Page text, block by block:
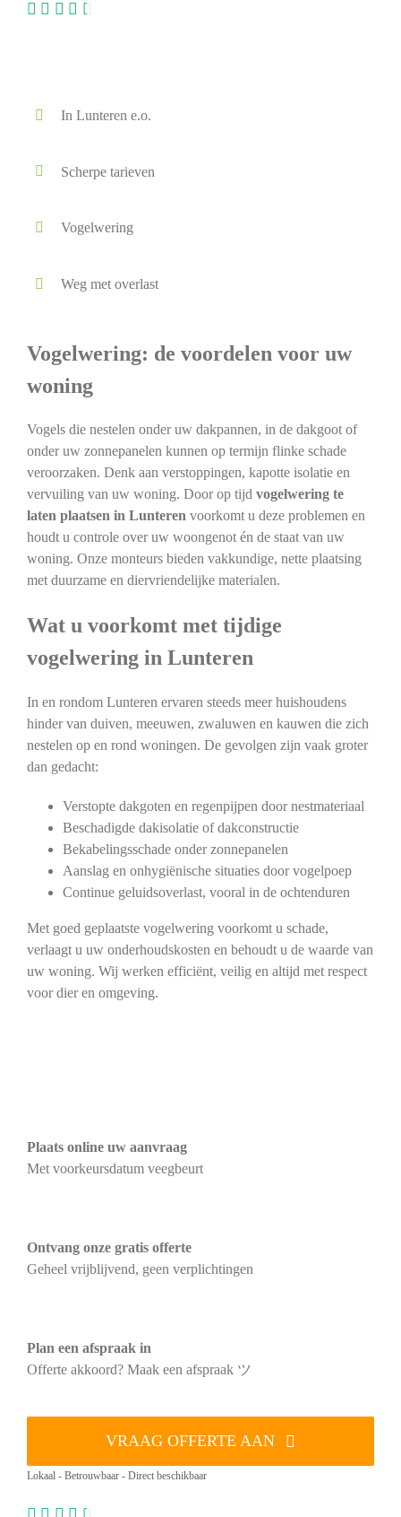
In Lunteren e.o.
Scherpe tarieven
Vogelwering
Weg met overlast
Vogelwering: de voordelen voor uw
woning
Vogels die nestelen onder uw dakpannen, in de dakgoot of
onder uw zonnepanelen kunnen op termijn flinke schade
veroorzaken. Denk aan verstoppingen, kapotte isolatie en
vervuiling van uw woning. Door op tijd vogelwering te
laten plaatsen in Lunterenvoorkomt u deze problemen en
houdt u controle over uw woongenot én de staat van uw
woning. Onze monteurs bieden vakkundige, nette plaatsing
met duurzame en diervriendelijke materialen.
Wat u voorkomt met tijdige
vogelwering in Lunteren
In en rondom Lunteren ervaren steeds meer huishoudens
hinder van duiven, meeuwen, zwaluwen en kauwen die zich
nestelen op en rond woningen. De gevolgen zijn vaak groter
dan gedacht:
Verstopte dakgoten en regenpijpen door nestmateriaal
Beschadigde dakisolatie of dakconstructie
Bekabelingsschade onder zonnepanelen
Aanslag en onhygiënische situaties door vogelpoep
Continue geluidsoverlast, vooral in de ochtenduren
Met goed geplaatste vogelwering voorkomt u schade,
verlaagt u uw onderhoudskosten en behoudt u de waarde van
uw woning. Wij werken efficiënt, veilig en altijd met respect
voor dier en omgeving.
Plaats online uw aanvraag
Met voorkeursdatum veegbeurt
Ontvang onze gratis offerte
Geheel vrijblijvend, geen verplichtingen
Plan een afspraak in
Offerte akkoord? Maak een afspraak ツ
VRAAG OFFERTE AAN
Lokaal - Betrouwbaar - Direct beschikbaar